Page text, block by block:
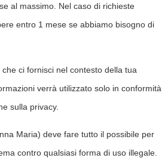
al massimo. Nel caso di richieste
entro 1 mese se abbiamo bisogno di
ci fornisci nel contesto della tua
verrà utilizzato solo in conformità
sulla privacy.
Maria) deve fare tutto il possibile per
contro qualsiasi forma di uso illegale.